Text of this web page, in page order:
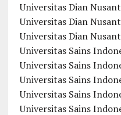
Universitas Dian
Universitas Dian
Universitas Dian
Universitas Sains
Universitas Sains
Universitas Sains
Universitas Sains
Universitas Sains